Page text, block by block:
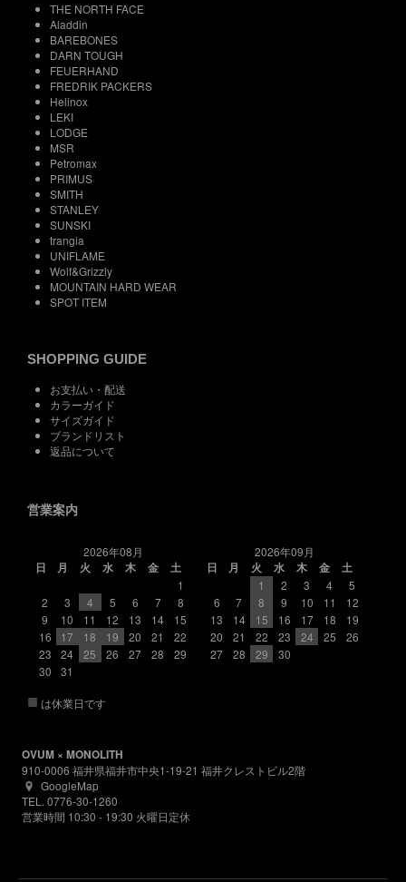
THE NORTH FACE
Aladdin
BAREBONES
DARN TOUGH
FEUERHAND
FREDRIK PACKERS
Helinox
LEKI
LODGE
MSR
Petromax
PRIMUS
SMITH
STANLEY
SUNSKI
trangia
UNIFLAME
Wolf&Grizzly
MOUNTAIN HARD WEAR
SPOT ITEM
SHOPPING GUIDE
お支払い・配送
カラーガイド
サイズガイド
ブランドリスト
返品について
営業案内
2026年08月
日
月 火 水 木 金
土
1
2
3 4 5 6 7
8
9
10 11 12 13 14
15
16
17 18 19 20 21
22
23
24 25 26 27 28
29
30
31
2026年09月
日
月 火 水 木 金
土
1
2 3 4
5
6
7 8 9 10 11
12
13
14 15 16 17 18
19
20
21 22 23 24 25
26
27
28 29 30
■ は休業日です
OVUM × MONOLITH
910-0006 福井県福井市中央1-19-21 福井クレストビル2階
GoogleMap
TEL. 0776-30-1260
営業時間 10:30 - 19:30 火曜日定休